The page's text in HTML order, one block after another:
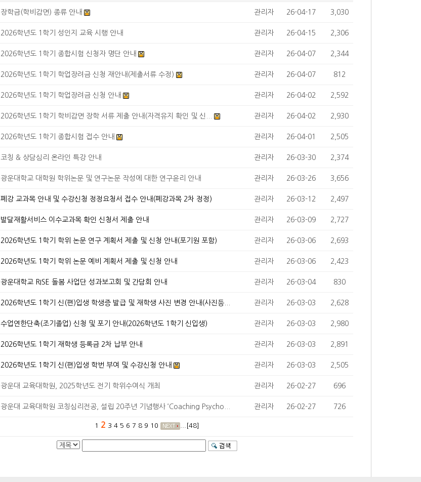
장학금(학비감면) 종류 안내 관리자 26-04-17 3,030
2026학년도 1학기 성인지 교육 시행 안내 관리자 26-04-15 2,306
2026학년도 1학기 종합시험 신청자 명단 안내 관리자 26-04-07 2,344
2026학년도 1학기 학업장려금 신청 재안내(제출서류 수정) 관리자 26-04-07 812
2026학년도 1학기 학업장려금 신청 안내 관리자 26-04-02 2,592
2026학년도 1학기 학비감면 장학 서류 제출 안내(자격유지 확인 및 신... 관리자 26-04-02 2,930
2026학년도 1학기 종합시험 접수 안내 관리자 26-04-01 2,505
코칭 & 상담심리 온라인 특강 안내 관리자 26-03-30 2,374
광운대학교 대학원 학위논문 및 연구논문 작성에 대한 연구윤리 안내 관리자 26-03-26 3,656
폐강 교과목 안내 및 수강신청 정정요청서 접수 안내(폐강과목 2차 정정) 관리자 26-03-12 2,497
발달재활서비스 이수교과목 확인 신청서 제출 안내 관리자 26-03-09 2,727
2026학년도 1학기 학위 논문 연구 계획서 제출 및 신청 안내(포기원 포함) 관리자 26-03-06 2,693
2026학년도 1학기 학위 논문 예비 계획서 제출 및 신청 안내 관리자 26-03-06 2,423
광운대학교 RISE 돌봄 사업단 성과보고회 및 간담회 안내 관리자 26-03-04 830
2026학년도 1학기 신(편)입생 학생증 발급 및 재학생 사진 변경 안내(사진등... 관리자 26-03-03 2,628
수업연한단축(조기졸업) 신청 및 포기 안내(2026학년도 1학기 신입생) 관리자 26-03-03 2,980
2026학년도 1학기 재학생 등록금 2차 ​납부 안내 관리자 26-03-03 2,891
2026학년도 1학기 신(편)입생 학번 부여 및 수강신청 안내 관리자 26-03-03 2,505
광운대 교육대학원, 2025학년도 전기 학위수여식 개최 관리자 26-02-27 696
광운대 교육대학원 코칭심리전공, 설립 20주년 기념행사 ‘Coaching Psycho... 관리자 26-02-27 726
1 2 3 4 5 6 7 8 9 10 ...[48]